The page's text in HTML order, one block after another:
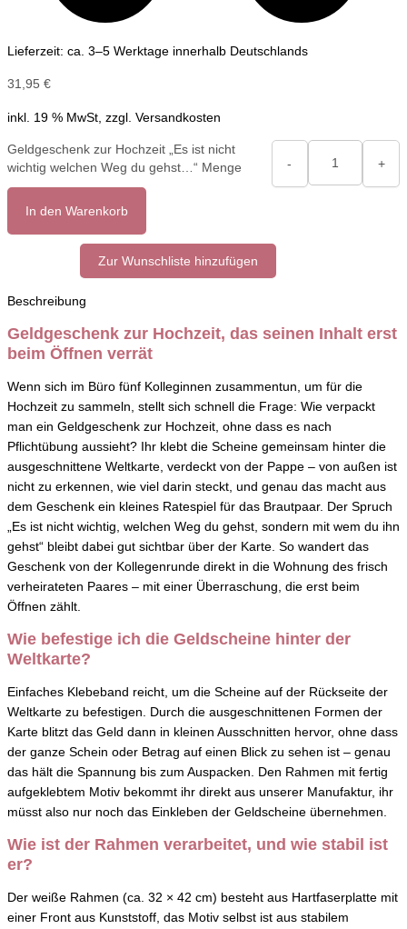
Lieferzeit: ca. 3–5 Werktage innerhalb Deutschlands
31,95 €
inkl. 19 % MwSt, zzgl. Versandkosten
Geldgeschenk zur Hochzeit „Es ist nicht
wichtig welchen Weg du gehst…“ Menge
- +
In den Warenkorb
Zur Wunschliste hinzufügen
Beschreibung
Geldgeschenk zur Hochzeit, das seinen Inhalt erst
beim Öffnen verrät
Wenn sich im Büro fünf Kolleginnen zusammentun, um für die
Hochzeit zu sammeln, stellt sich schnell die Frage: Wie verpackt
man ein Geldgeschenk zur Hochzeit, ohne dass es nach
Pflichtübung aussieht? Ihr klebt die Scheine gemeinsam hinter die
ausgeschnittene Weltkarte, verdeckt von der Pappe – von außen ist
nicht zu erkennen, wie viel darin steckt, und genau das macht aus
dem Geschenk ein kleines Ratespiel für das Brautpaar. Der Spruch
„Es ist nicht wichtig, welchen Weg du gehst, sondern mit wem du ihn
gehst“ bleibt dabei gut sichtbar über der Karte. So wandert das
Geschenk von der Kollegenrunde direkt in die Wohnung des frisch
verheirateten Paares – mit einer Überraschung, die erst beim
Öffnen zählt.
Wie befestige ich die Geldscheine hinter der
Weltkarte?
Einfaches Klebeband reicht, um die Scheine auf der Rückseite der
Weltkarte zu befestigen. Durch die ausgeschnittenen Formen der
Karte blitzt das Geld dann in kleinen Ausschnitten hervor, ohne dass
der ganze Schein oder Betrag auf einen Blick zu sehen ist – genau
das hält die Spannung bis zum Auspacken. Den Rahmen mit fertig
aufgeklebtem Motiv bekommt ihr direkt aus unserer Manufaktur, ihr
müsst also nur noch das Einkleben der Geldscheine übernehmen.
Wie ist der Rahmen verarbeitet, und wie stabil ist
er?
Der weiße Rahmen (ca. 32 × 42 cm) besteht aus Hartfaserplatte mit
einer Front aus Kunststoff, das Motiv selbst ist aus stabilem